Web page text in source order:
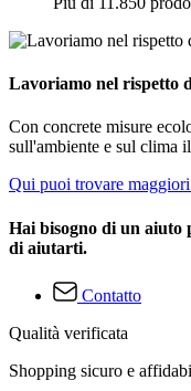
Lavoriamo nel rispetto
Con concrete misure
sull'ambiente e sul clima
Qui puoi trovare
Hai bisogno di un aiuto
di aiutarti.
Contatto
Qualità verificata
Shopping sicuro e